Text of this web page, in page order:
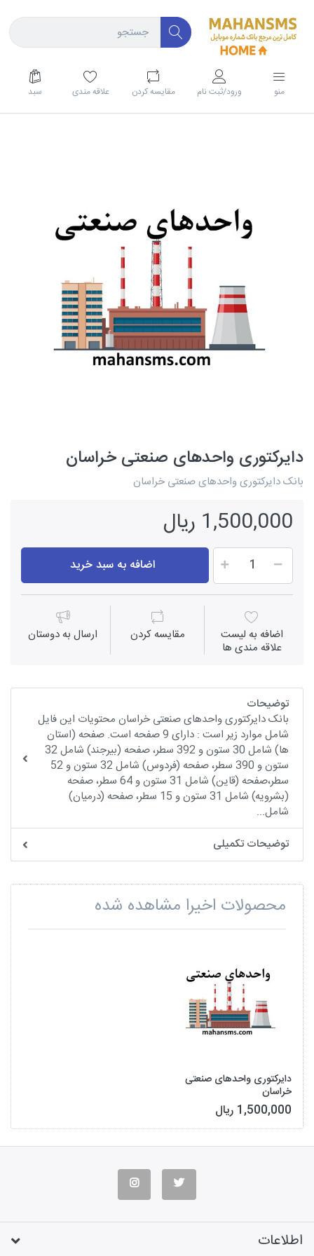
منو ورود/ثبت نام مقايسه كردن علاقه مندی سبد
دایرکتوری واحدهای صنعتی خراسان
بانک دایرکتوری واحدهای صنعتی خراسان
1,500,000 ریال
اضافه به سبد خرید
اضافه به لیست
علاقه مندی ها
مقايسه كردن ارسال به دوستان
توضیحات
بانک دایرکتوری واحدهای صنعتی خراسان محتویات این فایل
شامل موارد زیر است : دارای 9 صفحه است. صفحه (استان
ها) شامل 30 ستون و 392 سطر، صفحه (بیرجند) شامل 32
ستون و 390 سطر، صفحه (فردوس) شامل 32 ستون و 52
سطر،صفحه (قاین) شامل 31 ستون و 64 سطر، صفحه
(بشرویه) شامل 31 ستون و 15 سطر، صفحه (درمیان)
شامل...
توضیحات تکمیلی
محصولات اخیرا مشاهده شده
دایرکتوری واحدهای صنعتی
خراسان
1,500,000 ریال
اطلاعات